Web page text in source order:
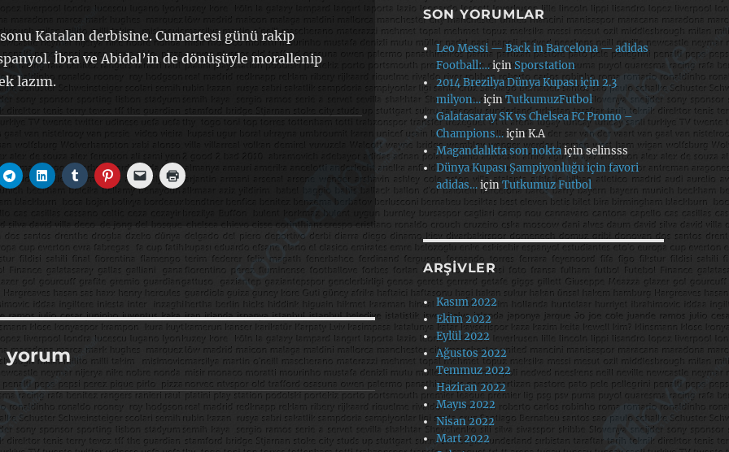
Katalan derbisine. Cumartesi günü rakip
İbra ve Abidal’in de dönüşüyle morallenip
lazım.
yorum
SON YORUMLAR
Leo Messi — Back in Barcelona — adidas
Football:…içinSporstation
2014 Brezilya Dünya Kupası için 2.3
milyon…içinTutkumuzFutbol
Galatasaray SK vs Chelsea FC Promo –
Champions…içinK.A
Magandalıkta son noktaiçinselinsss
Dünya Kupası Şampiyonluğu için favori
adidas…içinTutkumuz Futbol
ARŞIVLER
Kasım 2022
Ekim 2022
Eylül 2022
Ağustos 2022
Temmuz 2022
Haziran 2022
Mayıs 2022
Nisan 2022
Mart 2022